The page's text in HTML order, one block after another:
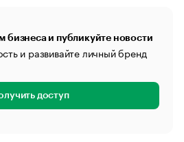
бизнеса и публикуйте новости
и развивайте личный бренд
доступ